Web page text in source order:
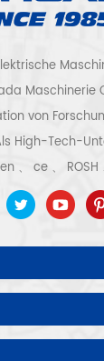
Maschinerie
von
High-Tech-
、 ce 、 ROSH
usw.
Filter,
als